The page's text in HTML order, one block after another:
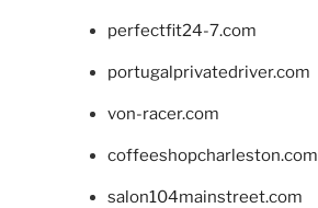
perfectfit24-7.com
portugalprivatedriver.com
von-racer.com
coffeeshopcharleston.com
salon104mainstreet.com